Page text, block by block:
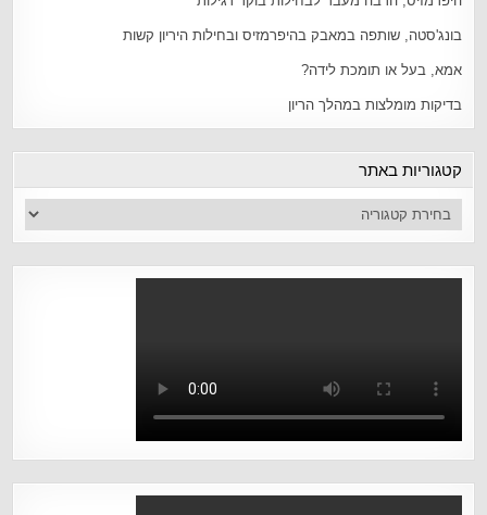
בונג'סטה, שותפה במאבק בהיפרמזיס ובחילות היריון קשות
אמא, בעל או תומכת לידה?
בדיקות מומלצות במהלך הריון
קטגוריות באתר